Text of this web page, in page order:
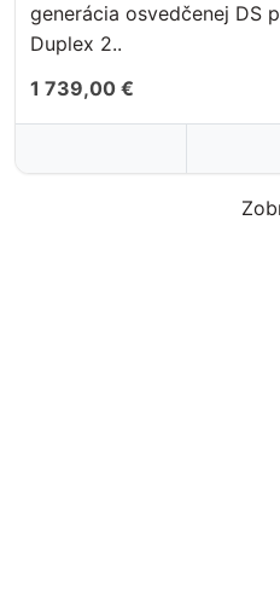
generácia osvedčenej DS
Duplex 2..
1 739,00 €